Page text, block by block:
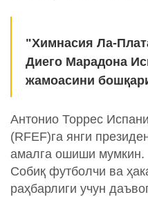
"Химнасия Ла-
Диего Марадона
жамоасини
Антонио Торрес
(RFEF)га янги
амалга ошиши мумкин.
Собиқ футболчи ва
раҳбарлиги учун